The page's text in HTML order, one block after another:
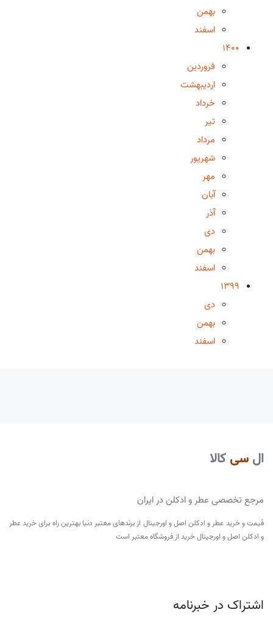
بهمن
اسفند
1400
فروردین
اردیبهشت
خرداد
تیر
مرداد
شهریور
مهر
آبان
آذر
دی
بهمن
اسفند
1399
دی
بهمن
اسفند
ال سی کالا
مرجع تخصصی عطر و ادکلن در ایران
قیمت و خرید عطر و ادکلن اصل و اورجینال از برندهای معتبر دنیا بهترین راه برای خرید عطر
و ادکلن اصل و اورجینال خرید از فروشگاه معتبر است
اشتراک در خبرنامه